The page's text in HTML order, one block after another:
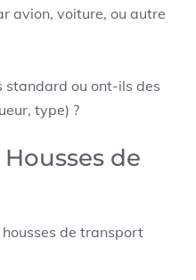
avion, voiture, ou autre
standard ou ont-ils des
type) ?
de
de transport